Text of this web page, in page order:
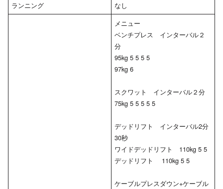
ランニング なし
メニュー
ベンチプレス インターバル２
分
95kg 5 5 5 5
97kg 6
スクワット インターバル２分
75kg 5 5 5 5 5
デッドリフト インターバル2分
30秒
ワイドデッドリフト 110kg 5 5
デッドリフト 110kg 5 5
ケーブルプレスダウン+ケーブル